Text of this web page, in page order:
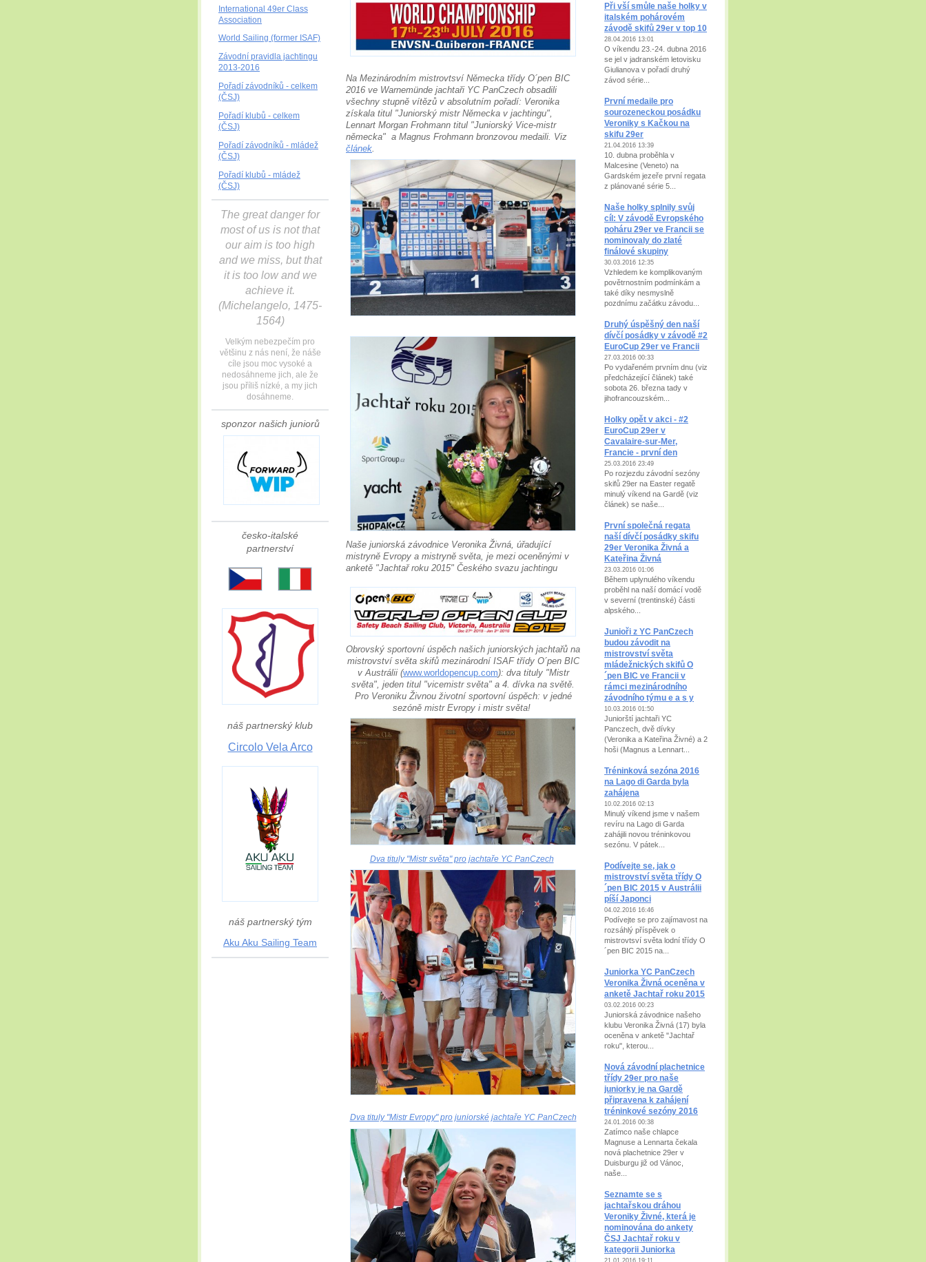
Na Mezinárodním mistrovtsví Německa třídy O´pen BIC
2016 ve Warnemünde jachtaři YC PanCzech obsadili
všechny stupně vítězů v absolutním pořadí: Veronika
získala titul "Juniorský mistr Německa v jachtingu",
Lennart Morgan Frohmann titul "Juniorský Vice-mistr
německa" a Magnus Frohmann bronzovou medaili. Viz
článek.
Naše juniorská závodnice Veronika Živná, úřadující
mistryně Evropy a mistryně světa, je mezi oceněnými v
anketě "Jachtař roku 2015" Českého svazu jachtingu
Obrovský sportovní úspěch našich juniorských jachtařů na
mistrovství světa skifů mezinárodní ISAF třídy O´pen BIC
v Austrálii(www.worldopencup.com): dva tituly "Mistr
světa", jeden titul "vicemistr světa" a 4. dívka na světě.
Pro Veroniku Živnou životní sportovní úspěch: v jedné
sezóně mistr Evropy i mistr světa!
Dva tituly "Mistr světa" pro jachtaře YC PanCzech
Dva tituly "Mistr Evropy" pro juniorské jachtaře YC PanCzech
Při vší smůle naše holky v
italském pohárovém
závodě skifů 29er v top 10
28.04.2016 13:01
O víkendu 23.-24. dubna 2016
se jel v jadranském letovisku
Giulianova v pořadí druhý
závod série...
První medaile pro
sourozeneckou posádku
Veroniky s Kačkou na
skifu 29er
21.04.2016 13:39
10. dubna proběhla v
Malcesine (Veneto) na
Gardském jezeře první regata
z plánované série 5...
Naše holky splnily svůj
cíl: V závodě Evropského
poháru 29er ve Francii se
nominovaly do zlaté
finálové skupiny
30.03.2016 12:35
Vzhledem ke komplikovaným
povětrnostním podmínkám a
také díky nesmyslně
pozdnímu začátku závodu...
Druhý úspěšný den naší
dívčí posádky v závodě #2
EuroCup 29er ve Francii
27.03.2016 00:33
Po vydařeném prvním dnu (viz
předcházející článek) také
sobota 26. března tady v
jihofrancouzském...
Holky opět v akci - #2
EuroCup 29er v
Cavalaire-sur-Mer,
Francie - první den
25.03.2016 23:49
Po rozjezdu závodní sezóny
skifů 29er na Easter regatě
minulý víkend na Gardě (viz
článek) se naše...
První společná regata
naší dívčí posádky skifu
29er Veronika Živná a
Kateřina Živná
23.03.2016 01:06
Během uplynulého víkendu
proběhl na naší domácí vodě
v severní (trentinské) části
alpského...
Junioři z YC PanCzech
budou závodit na
mistrovství světa
mládežnických skifů O
´pen BIC ve Francii v
rámci mezinárodního
závodního týmu e a s y
10.03.2016 01:50
Juniorští jachtaři YC
Panczech, dvě dívky
(Veronika a Kateřina Živné) a 2
hoši (Magnus a Lennart...
Tréninková sezóna 2016
na Lago di Garda byla
zahájena
10.02.2016 02:13
Minulý víkend jsme v našem
revíru na Lago di Garda
zahájili novou tréninkovou
sezónu. V pátek...
Podívejte se, jak o
mistrovství světa třídy O
´pen BIC 2015 v Austrálii
píší Japonci
04.02.2016 16:46
Podívejte se pro zajímavost na
rozsáhlý příspěvek o
mistrovtsví světa lodní třídy O
´pen BIC 2015 na...
Juniorka YC PanCzech
Veronika Živná oceněna v
anketě Jachtař roku 2015
03.02.2016 00:23
Juniorská závodnice našeho
klubu Veronika Živná (17) byla
oceněna v anketě "Jachtař
roku", kterou...
Nová závodní plachetnice
třídy 29er pro naše
juniorky je na Gardě
připravena k zahájení
tréninkové sezóny 2016
24.01.2016 00:38
Zatímco naše chlapce
Magnuse a Lennarta čekala
nová plachetnice 29er v
Duisburgu již od Vánoc,
naše...
Seznamte se s
jachtařskou dráhou
Veroniky Živné, která je
nominována do ankety
ČSJ Jachtař roku v
kategorii Juniorka
21.01.2016 19:11
International 49er Class
Association
World Sailing (former ISAF)
Závodní pravidla jachtingu
2013-2016
Pořadí závodníků - celkem
(ČSJ)
Pořadí klubů - celkem
(ČSJ)
Pořadí závodníků - mládež
(ČSJ)
Pořadí klubů - mládež
(ČSJ)
The great danger for
most of us is not that
our aim is too high
andwe miss, but that
it is too low and we
achieve it.
(Michelangelo, 1475-
1564)
Velkým nebezpečím pro
většinu z nás není, že náše
cíle jsou moc vysoké a
nedosáhneme jich, ale že
jsou příliš nízké, a my jich
dosáhneme.
sponzor našich juniorů
česko-italské
partnerství
náš partnerský klub
Circolo Vela Arco
náš partnerský tým
Aku Aku Sailing Team